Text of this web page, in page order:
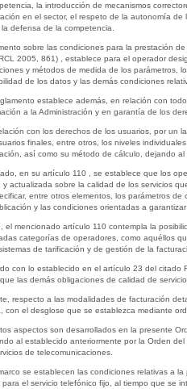
la introducción de mecanismos
en el sector, el respeto de la autonomía
defensa de la competencia.
sobre las condiciones para la prestación
2005, 861) , establece para el operador
y métodos de medida de los parámetros,
de los datos y las demás condiciones
establece además, en relación con
a la Administración y en garantía de los
con los derechos de los usuarios, por un
finales, entre otros, los niveles
así como su método de cálculo, dejando
en su artículo 110 , se establece que los
y actualizada sobre la calidad de los servicios
entre otros elementos, los parámetros
y las condiciones orientadas a
el mencionado artículo 110 contempla la
categorías de operadores, como aquéllos
de tarificación y de gestión de la
con lo establecido en el artículo 23 del citado
las demás obligaciones de calidad de
respecto a las modalidades de facturación
con el desglose que se establezca mediante
aspectos son desarrollados en la presente
al establecido anteriormente por la Orden
de telecomunicaciones.
se establecen las condiciones relativas a
para el servicio telefónico fijo, al tiempo que se